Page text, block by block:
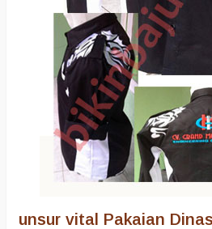
unsur vital Pakaian